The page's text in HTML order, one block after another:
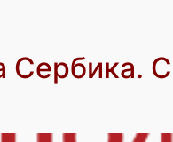
Сербика.